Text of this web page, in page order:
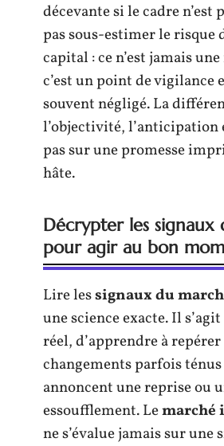
décevante si le cadre n’est
pas sous-estimer le risque
capital : ce n’est jamais
c’est un point de vigilance
souvent négligé. La
l’objectivité, l’anticipation
pas sur une promesse
hâte.
Décrypter les signaux
pour agir au bon
Lire lessignaux du
une science exacte. Il
réel, d’apprendre à repérer
changements parfois
annoncent une reprise ou
essoufflement. Lemarché
ne s’évalue jamais sur une